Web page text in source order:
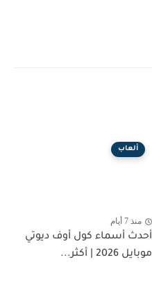
ألعاب
منذ 7 أيام
أحدث أسماء كول أوف ديوتي
موبايل 2026 | أكثر...